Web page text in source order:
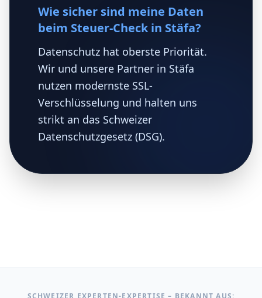
Wie sicher sind meine Daten
beim Steuer-Check in Stäfa?
Datenschutz hat oberste Priorität.
Wir und unsere Partner in Stäfa
nutzen modernste SSL-
Verschlüsselung und halten uns
strikt an das Schweizer
Datenschutzgesetz (DSG).
SCHWEIZER EXPERTEN-EXPERTISE – BEKANNT AUS: